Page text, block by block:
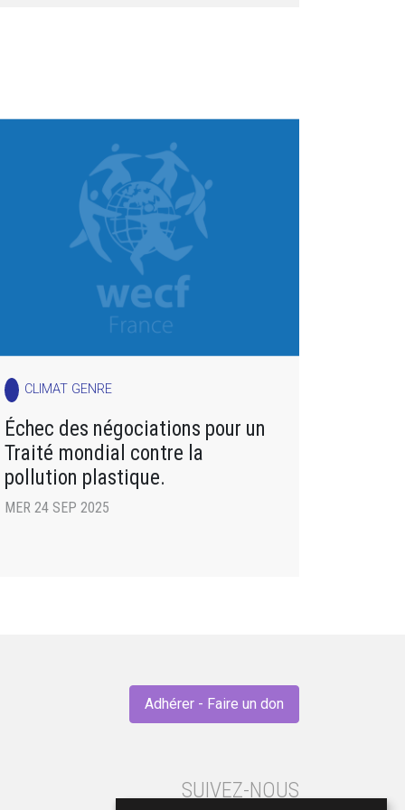
CLIMAT GENRE
Échec des négociations pour un
Traité mondial contre la
pollution plastique.
MER 24 SEP 2025
Adhérer - Faire un don
SUIVEZ-NOUS